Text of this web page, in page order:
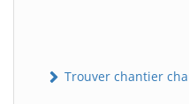
Trouver chantier